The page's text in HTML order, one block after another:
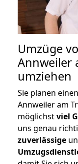
Umzüge
Annweiler
umziehen
Sie planen
Annweiler am
möglichstviel
uns genau
zuverlässige